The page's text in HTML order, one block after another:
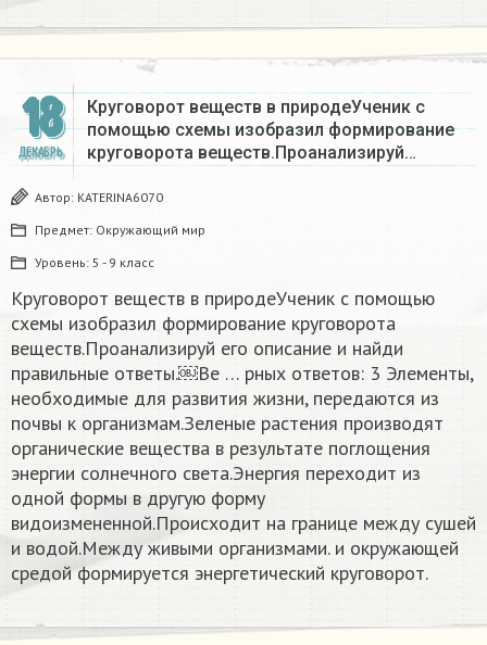
18
ДЕКАБРЬ
Круговорот веществ в природеУченик с
помощью схемы изобразил формирование
круговорота веществ.Проанализируй…
Автор: KATERINA6070
Предмет: Окружающий мир
Уровень: 5 - 9 класс
Круговорот веществ в природеУченик с помощью
схемы изобразил формирование круговорота
веществ.Проанализируй его описание и найди
правильные ответы.￼Ве … рных ответов: 3 Элементы,
необходимые для развития жизни, передаются из
почвы к организмам.Зеленые растения производят
органические вещества в результате поглощения
энергии солнечного света.Энергия переходит из
одной формы в другую форму
видоизмененной.Происходит на границе между сушей
и водой.Между живыми организмами. и окружающей
средой формируется энергетический круговорот.